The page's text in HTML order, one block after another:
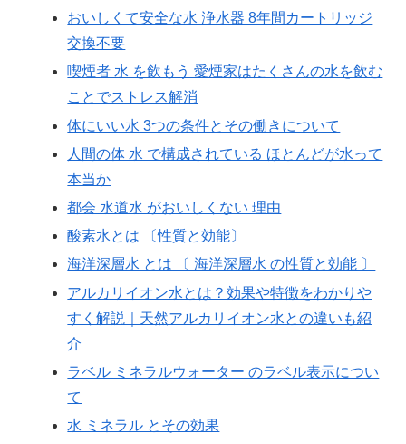
おいしくて安全な水 浄水器 8年間カートリッジ
交換不要
喫煙者 水 を飲もう 愛煙家はたくさんの水を飲む
ことでストレス解消
体にいい水 3つの条件とその働きについて
人間の体 水 で構成されている ほとんどが水って
本当か
都会 水道水 がおいしくない 理由
酸素水とは 〔性質と効能〕
海洋深層水 とは 〔 海洋深層水 の性質と効能 〕
アルカリイオン水とは？効果や特徴をわかりや
すく解説｜天然アルカリイオン水との違いも紹
介
ラベル ミネラルウォーター のラベル表示につい
て
水 ミネラル とその効果